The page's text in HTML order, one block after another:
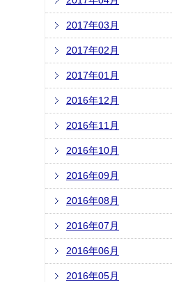
2017年03月
2017年02月
2017年01月
2016年12月
2016年11月
2016年10月
2016年09月
2016年08月
2016年07月
2016年06月
2016年05月